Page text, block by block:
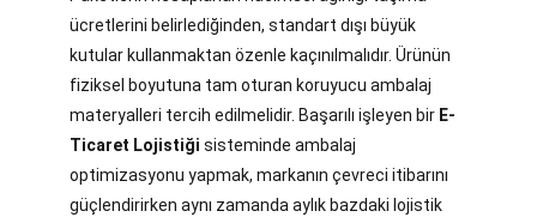
ücretlerini belirlediğinden, standart dışı büyük
kutular kullanmaktan özenle kaçınılmalıdır. Ürünün
fiziksel boyutuna tam oturan koruyucu ambalaj
materyalleri tercih edilmelidir. Başarılı işleyen bir E-
Ticaret Lojistiği sisteminde ambalaj
optimizasyonu yapmak, markanın çevreci itibarını
güçlendirirken aynı zamanda aylık bazdaki lojistik